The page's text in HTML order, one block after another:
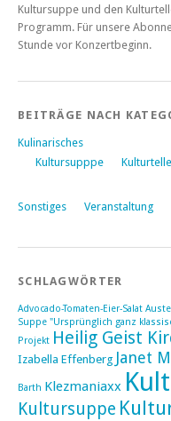
Kultursuppe und den
Programm. Für unsere
Stunde vor Konzertbeginn.
BEITRÄGE NACH
Kulinarisches
Kultursupppe
Sonstiges
Veranstaltung
SCHLAGWÖRTER
Advocado-Tomaten-Eier-Salat
Suppe "Ursprünglich ganz
Projekt Heilig Geist
Izabella Effenberg Janet
Barth Klezmaniaxx
Kultursuppe